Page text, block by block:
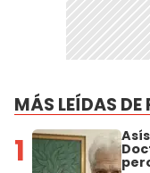
MÁS LEÍDAS DE
1